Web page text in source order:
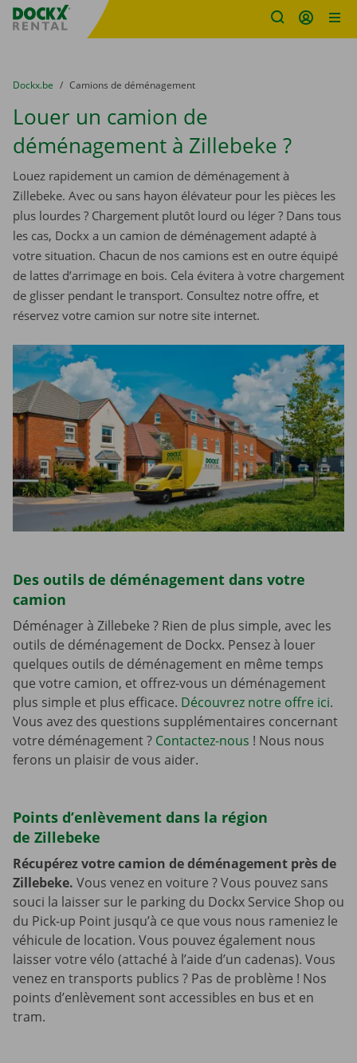
sitename
You are here:
du
Dockx.be to
Camions de déménagement
Louer un camion de
déménagement à Zillebeke ?
Louez rapidement un camion de déménagement à
Zillebeke. Avec ou sans hayon élévateur pour les pièces les
plus lourdes ? Chargement plutôt lourd ou léger ? Dans tous
les cas, Dockx a un camion de déménagement adapté à
votre situation. Chacun de nos camions est en outre équipé
de lattes d’arrimage en bois. Cela évitera à votre chargement
de glisser pendant le transport. Consultez notre offre, et
réservez votre camion sur notre site internet.
Des outils de déménagement dans votre
camion
Déménager à Zillebeke ? Rien de plus simple, avec les
outils de déménagement de Dockx. Pensez à louer
quelques outils de déménagement en même temps
que votre camion, et offrez-vous un déménagement
plus simple et plus efficace. Découvrez notre offre ici.
Vous avez des questions supplémentaires concernant
votre déménagement ? Contactez-nous ! Nous nous
ferons un plaisir de vous aider.
Points d’enlèvement dans la région
de Zillebeke
Récupérez votre camion de déménagement près de
Zillebeke. Vous venez en voiture ? Vous pouvez sans
souci la laisser sur le parking du Dockx Service Shop ou
du Pick-up Point jusqu’à ce que vous nous rameniez le
véhicule de location. Vous pouvez également nous
laisser votre vélo (attaché à l’aide d’un cadenas). Vous
venez en transports publics ? Pas de problème ! Nos
points d’enlèvement sont accessibles en bus et en
tram.